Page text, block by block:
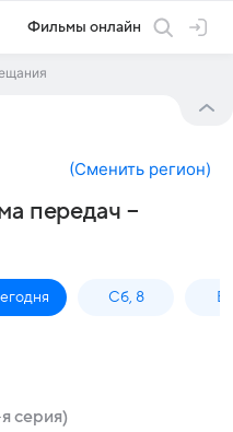
Фильмы онлайн
(Сменить регион)
передач –
Сб, 8
серия)